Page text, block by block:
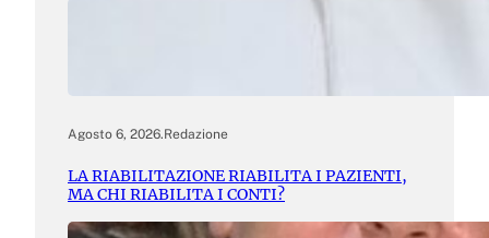
Agosto 6, 2026.Redazione
LA RIABILITAZIONE RIABILITA I PAZIENTI,
MA CHI RIABILITA I CONTI?